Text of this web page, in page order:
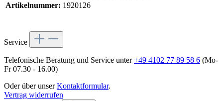
Artikelnummer: 1920126
Service
Telefonische Beratung und Service unter+49 4102 77 89 58 6 (Mo-
Fr 07.30 - 16.00)
Oder über unserKontaktformular.
Vertrag widerrufen